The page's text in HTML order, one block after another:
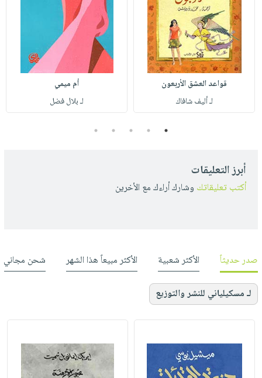
قواعد العشق الأربعون
لـ أليف شافاك
أم ميمي
لـ بلال فضل
1
2
3
4
5
أبرز التعليقات
أكتب تعليقاتك وشارك أراءك مع الأخرين
صدر حديثاً الأكثر شعبية الأكثر مبيعاً هذا الشهر شحن مجاني
لـ مسكيلياني للنشر والتوزيع